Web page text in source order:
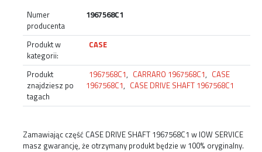
Numer
producenta
1967568C1
Produkt w
kategorii:
CASE
Produkt
znajdziesz po
tagach
1967568C1, CARRARO 1967568C1, CASE
1967568C1, CASE DRIVE SHAFT 1967568C1
Zamawiając część CASE DRIVE SHAFT 1967568C1 w IOW SERVICE
masz gwarancję, że otrzymany produkt będzie w 100% oryginalny.